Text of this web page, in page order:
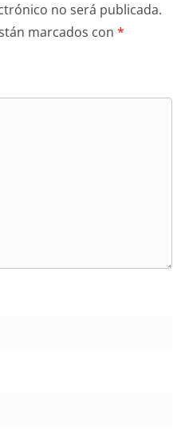
no será publicada.
marcados con *